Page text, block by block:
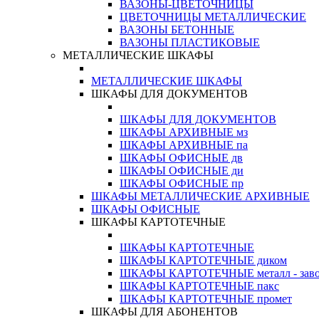
ВАЗОНЫ-ЦВЕТОЧНИЦЫ
ЦВЕТОЧНИЦЫ МЕТАЛЛИЧЕСКИЕ
ВАЗОНЫ БЕТОННЫЕ
ВАЗОНЫ ПЛАСТИКОВЫЕ
МЕТАЛЛИЧЕСКИЕ ШКАФЫ
МЕТАЛЛИЧЕСКИЕ ШКАФЫ
ШКАФЫ ДЛЯ ДОКУМЕНТОВ
ШКАФЫ ДЛЯ ДОКУМЕНТОВ
ШКАФЫ АРХИВНЫЕ мз
ШКАФЫ АРХИВНЫЕ па
ШКАФЫ ОФИСНЫЕ дв
ШКАФЫ ОФИСНЫЕ ди
ШКАФЫ ОФИСНЫЕ пр
ШКАФЫ МЕТАЛЛИЧЕСКИЕ АРХИВНЫЕ
ШКАФЫ ОФИСНЫЕ
ШКАФЫ КАРТОТЕЧНЫЕ
ШКАФЫ КАРТОТЕЧНЫЕ
ШКАФЫ КАРТОТЕЧНЫЕ диком
ШКАФЫ КАРТОТЕЧНЫЕ металл -
ШКАФЫ КАРТОТЕЧНЫЕ пакс
ШКАФЫ КАРТОТЕЧНЫЕ промет
ШКАФЫ ДЛЯ АБОНЕНТОВ